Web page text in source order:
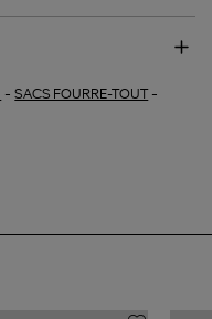
-SACS FOURRE-TOUT -